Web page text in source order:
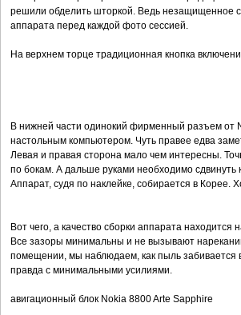
решили обделить шторкой. Ведь незащищенное
аппарата перед каждой фото сессией.
На верхнем торце традиционная кнопка
В нижней части одинокий фирменный разъем от
настольным компьютером. Чуть правее едва
Левая и правая сторона мало чем интересны.
по бокам. А дальше руками необходимо
Аппарат, судя по наклейке, собирается в
Вот чего, а качество сборки аппарата находится
Все зазоры минимальны и не вызывают
помещении, мы наблюдаем, как пыль забивается
правда с минимальными усилиями.
авигационный блок Nokia 8800 Arte Sapphire